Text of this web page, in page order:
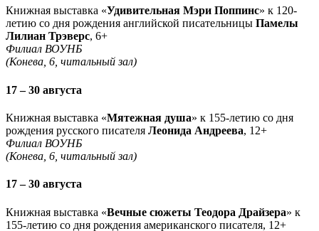
Книжная выставка «Удивительная Мэри Поппинс» к 120-
летию со дня рождения английской писательницы Памелы
Лилиан Трэверс, 6+
Филиал ВОУНБ
(Конева, 6, читальный зал)
17 – 30 августа
Книжная выставка «Мятежная душа» к 155-летию со дня
рождения русского писателя Леонида Андреева, 12+
Филиал ВОУНБ
(Конева, 6, читальный зал)
17 – 30 августа
Книжная выставка «Вечные сюжеты Теодора Драйзера» к
155-летию со дня рождения американского писателя, 12+